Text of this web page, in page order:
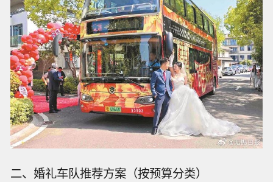
二、婚礼车队推荐方案（按预算分类）